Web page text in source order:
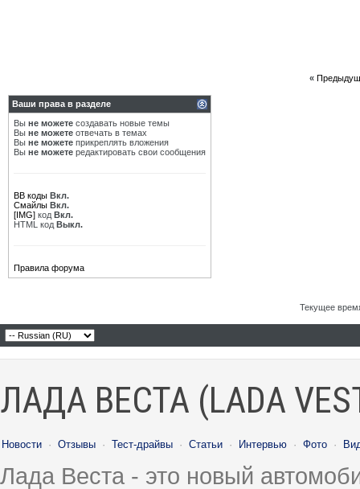
«
Ваши права в разделе
Вы не можете создавать новые темы
Вы не можете отвечать в темах
Вы не можете прикреплять вложения
Вы не можете редактировать свои сообщения
BB коды Вкл.
Смайлы Вкл.
[IMG] код Вкл.
HTML код Выкл.
Правила форума
Текущее
ЛАДА ВЕСТА (LADA
Новости · Отзывы · Тест-драйвы · Статьи · Интервью · Фото ·
Лада Веста - это новый